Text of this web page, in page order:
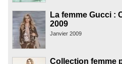
La femme Gucci :
2009
Janvier 2009
Collection femme